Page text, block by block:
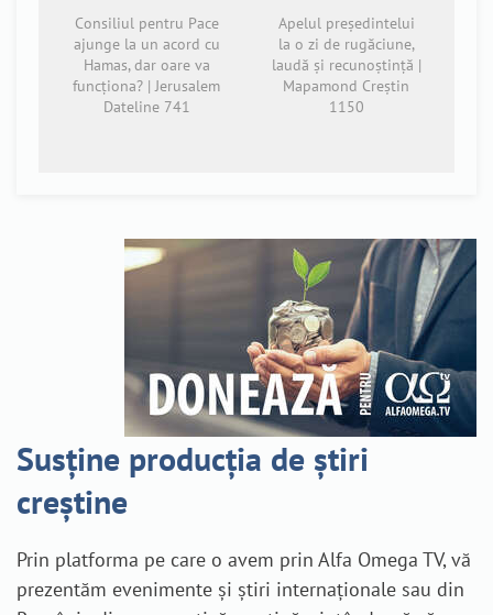
Consiliul pentru Pace
ajunge la un acord cu
Hamas, dar oare va
funcționa? | Jerusalem
Dateline 741
Apelul președintelui
la o zi de rugăciune,
laudă și recunoștință |
Mapamond Creștin
1150
Susține producția de știri
creștine
Prin platforma pe care o avem prin Alfa Omega TV, vă
prezentăm evenimente și știri internaționale sau din